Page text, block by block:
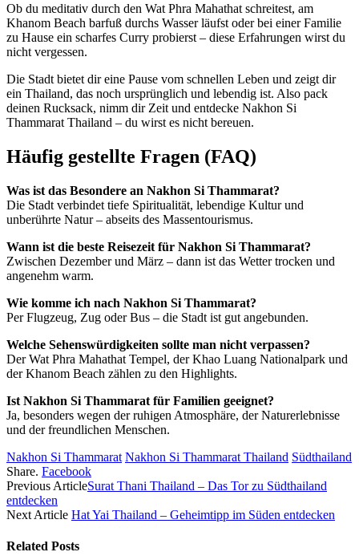
Ob du meditativ durch den Wat Phra Mahathat schreitest, am
Khanom Beach barfuß durchs Wasser läufst oder bei einer Familie
zu Hause ein scharfes Curry probierst – diese Erfahrungen wirst du
nicht vergessen.
Die Stadt bietet dir eine Pause vom schnellen Leben und zeigt dir
ein Thailand, das noch ursprünglich und lebendig ist. Also pack
deinen Rucksack, nimm dir Zeit und entdecke Nakhon Si
Thammarat Thailand – du wirst es nicht bereuen.
Häufig gestellte Fragen (FAQ)
Was ist das Besondere an Nakhon Si Thammarat?
Die Stadt verbindet tiefe Spiritualität, lebendige Kultur und
unberührte Natur – abseits des Massentourismus.
Wann ist die beste Reisezeit für Nakhon Si Thammarat?
Zwischen Dezember und März – dann ist das Wetter trocken und
angenehm warm.
Wie komme ich nach Nakhon Si Thammarat?
Per Flugzeug, Zug oder Bus – die Stadt ist gut angebunden.
Welche Sehenswürdigkeiten sollte man nicht verpassen?
Der Wat Phra Mahathat Tempel, der Khao Luang Nationalpark und
der Khanom Beach zählen zu den Highlights.
Ist Nakhon Si Thammarat für Familien geeignet?
Ja, besonders wegen der ruhigen Atmosphäre, der Naturerlebnisse
und der freundlichen Menschen.
Nakhon Si Thammarat Nakhon Si Thammarat Thailand Südthailand
Share. Facebook
Previous ArticleSurat Thani Thailand – Das Tor zu Südthailand
entdecken
Next Article Hat Yai Thailand – Geheimtipp im Süden entdecken
Related Posts